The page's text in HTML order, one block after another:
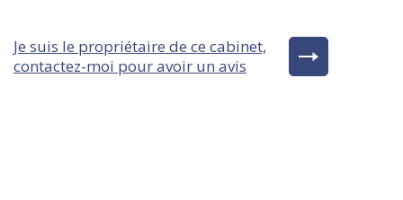
Je suis le propriétaire de ce cabinet,
contactez-moi pour avoir un avis